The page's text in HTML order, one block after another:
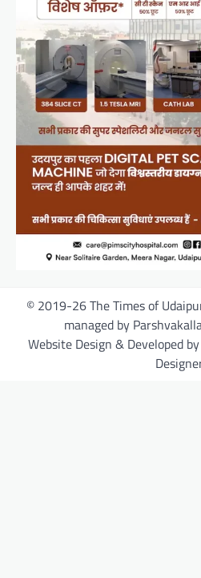
© 2019-26 The Times of
managed by
Website Design & Developed